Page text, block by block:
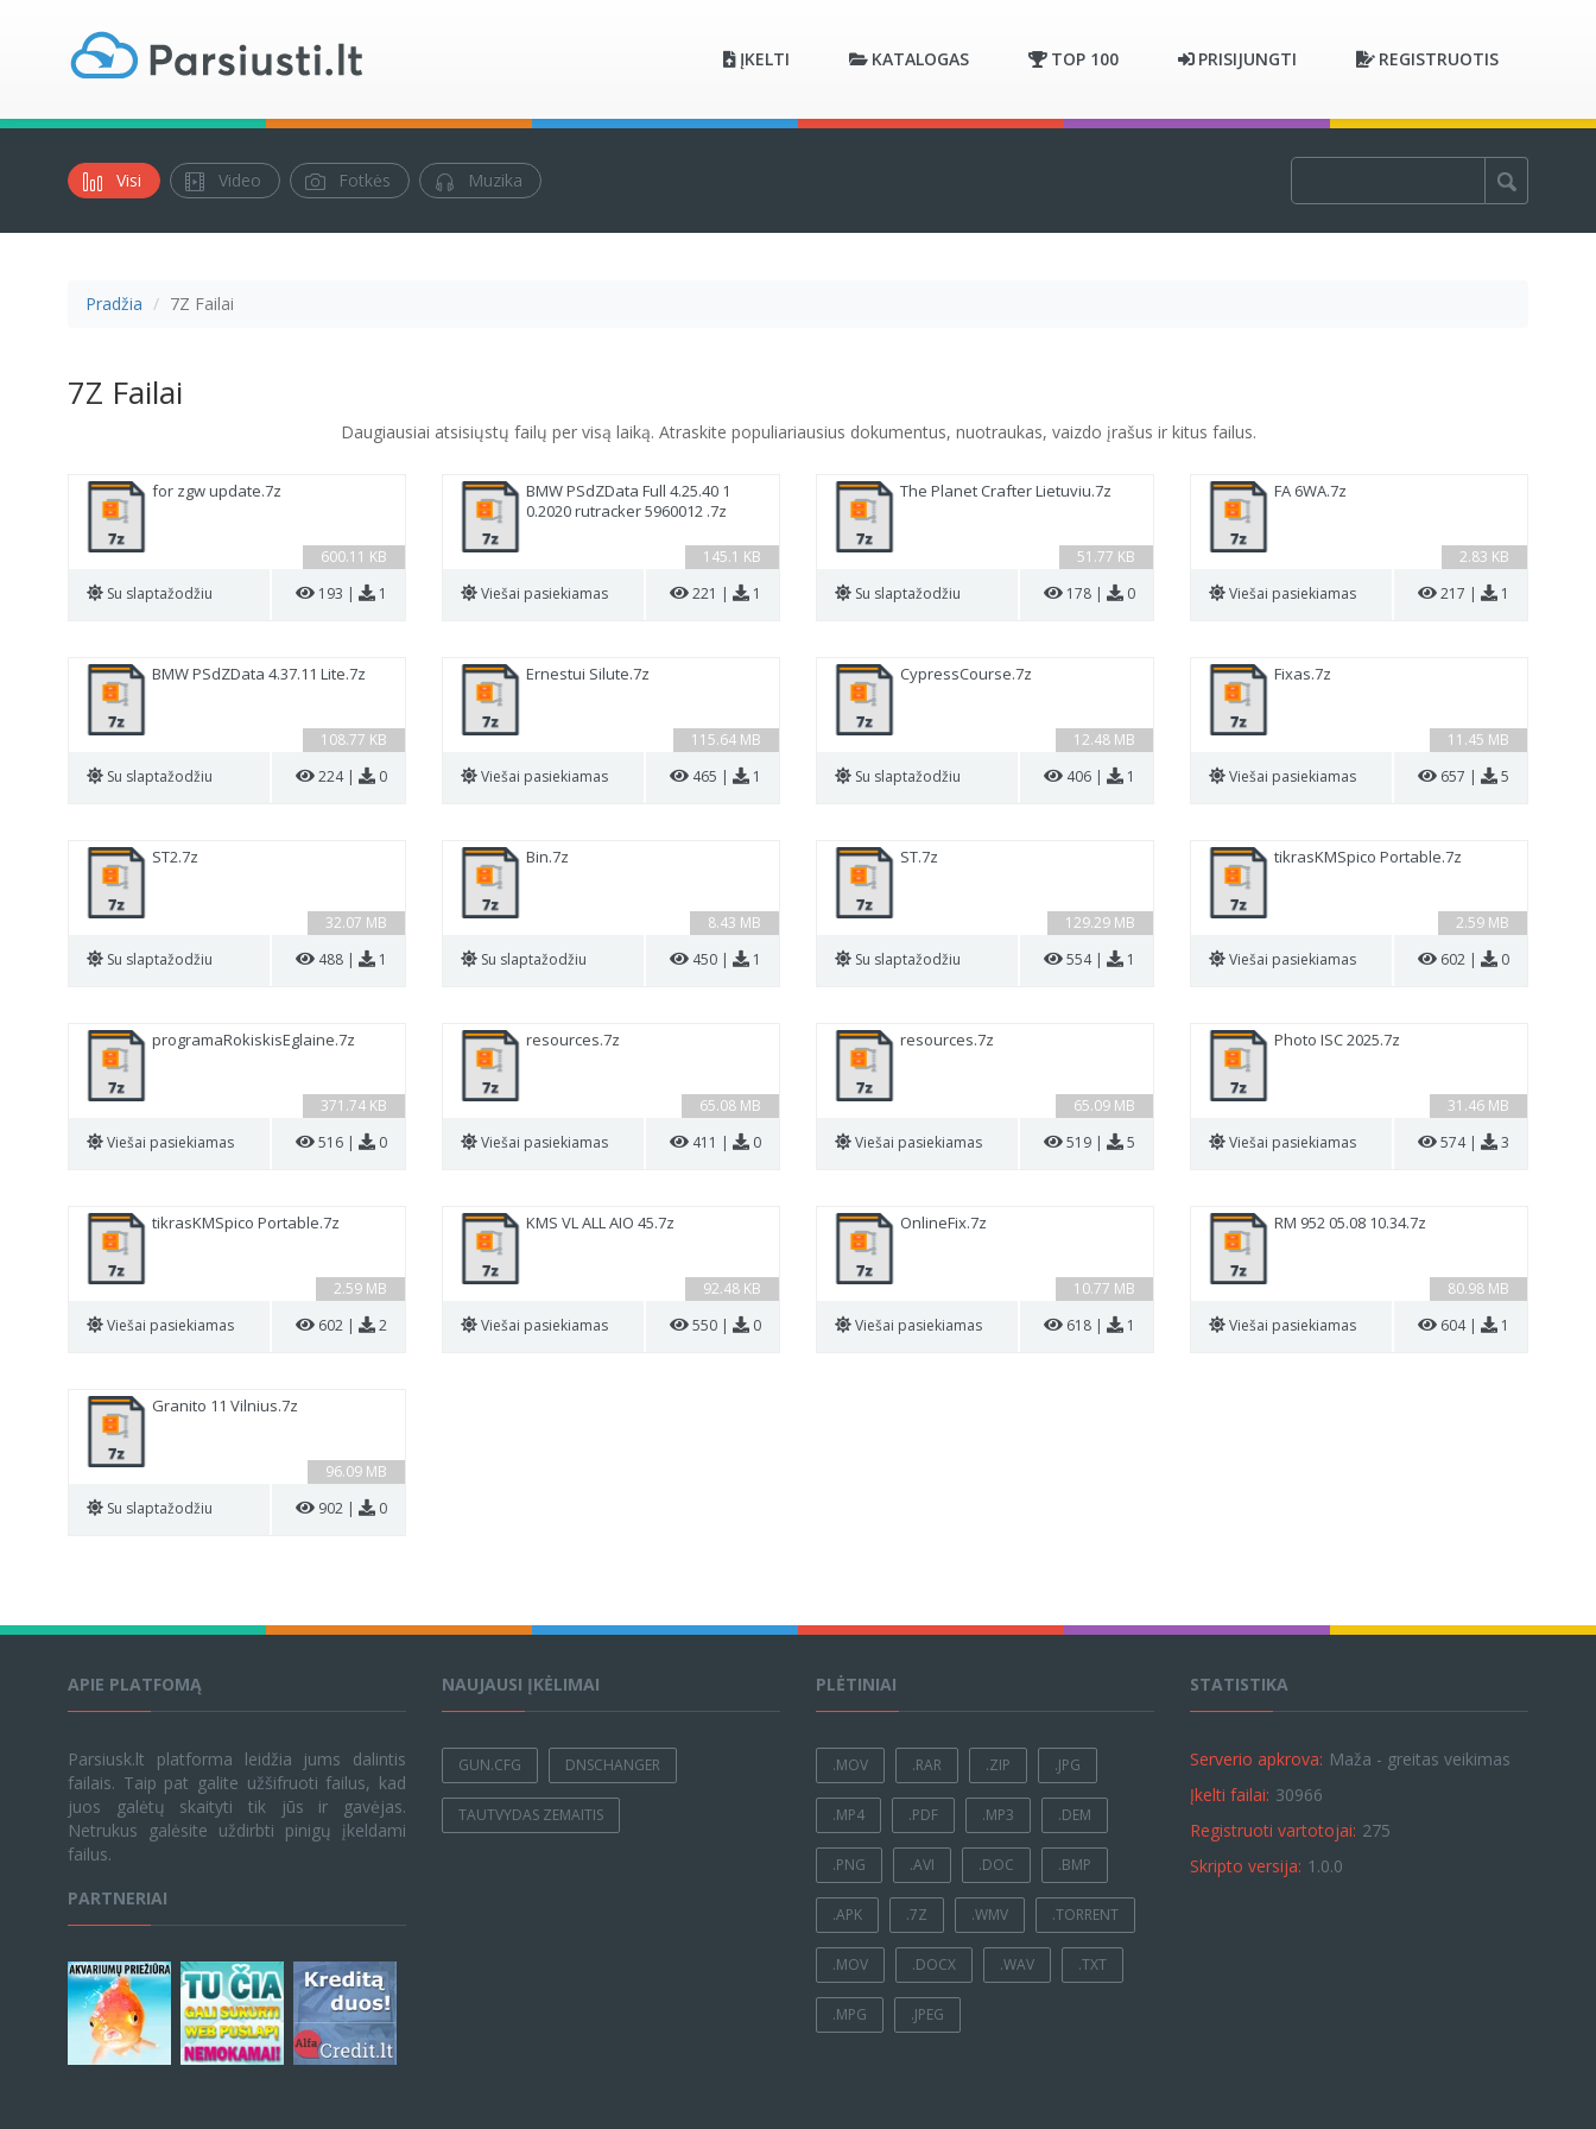
ĮKELTI KATALOGAS TOP 100 PRISIJUNGTI REGISTRUOTIS
Visi Video Fotkės Muzika
Pradžia 7Z Failai
7Z Failai
Daugiausiai atsisiųstų failų per visą laiką. Atraskite populiariausius dokumentus, nuotraukas, vaizdo įrašus ir kitus failus.
600.11 KB
for zgw update.7z
Su slaptažodžiu 193 | 1
145.1 KB
BMW PSdZData Full 4.25.40 1
0.2020 rutracker 5960012 .7z
Viešai pasiekiamas 221 | 1
51.77 KB
The Planet Crafter Lietuviu.7z
Su slaptažodžiu 178 | 0
2.83 KB
FA 6WA.7z
Viešai pasiekiamas 217 | 1
108.77 KB
BMW PSdZData 4.37.11 Lite.7z
Su slaptažodžiu 224 | 0
115.64 MB
Ernestui Silute.7z
Viešai pasiekiamas 465 | 1
12.48 MB
CypressCourse.7z
Su slaptažodžiu 406 | 1
11.45 MB
Fixas.7z
Viešai pasiekiamas 657 | 5
32.07 MB
ST2.7z
Su slaptažodžiu 488 | 1
8.43 MB
Bin.7z
Su slaptažodžiu 450 | 1
129.29 MB
ST.7z
Su slaptažodžiu 554 | 1
2.59 MB
tikrasKMSpico Portable.7z
Viešai pasiekiamas 602 | 0
371.74 KB
programaRokiskisEglaine.7z
Viešai pasiekiamas 516 | 0
65.08 MB
resources.7z
Viešai pasiekiamas 411 | 0
65.09 MB
resources.7z
Viešai pasiekiamas 519 | 5
31.46 MB
Photo ISC 2025.7z
Viešai pasiekiamas 574 | 3
2.59 MB
tikrasKMSpico Portable.7z
Viešai pasiekiamas 602 | 2
92.48 KB
KMS VL ALL AIO 45.7z
Viešai pasiekiamas 550 | 0
10.77 MB
OnlineFix.7z
Viešai pasiekiamas 618 | 1
80.98 MB
RM 952 05.08 10.34.7z
Viešai pasiekiamas 604 | 1
96.09 MB
Granito 11 Vilnius.7z
Su slaptažodžiu 902 | 0
APIE PLATFOMĄ
Parsiusk.lt platforma leidžia jums dalintis
failais. Taip pat galite užšifruoti failus, kad
juos galėtų skaityti tik jūs ir gavėjas.
Netrukus galėsite uždirbti pinigų įkeldami
failus.
PARTNERIAI
NAUJAUSI ĮKĖLIMAI
GUN.CFG DNSCHANGER
TAUTVYDAS ZEMAITIS
PLĖTINIAI
.MOV .RAR .ZIP .JPG
.MP4 .PDF .MP3 .DEM
.PNG .AVI .DOC .BMP
.APK .7Z .WMV .TORRENT
.MOV .DOCX .WAV .TXT
.MPG .JPEG
STATISTIKA
Serverio apkrova: Maža - greitas veikimas
Įkelti failai: 30966
Registruoti vartotojai: 275
Skripto versija: 1.0.0